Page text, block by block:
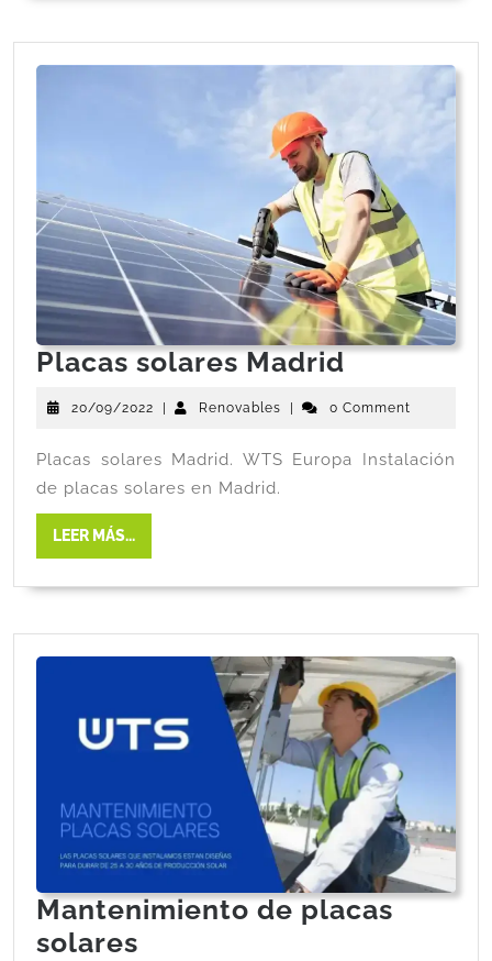
Placas solares Madrid
20/09/2022 Renovables 0 Comment
Placas solares Madrid. WTS Europa Instalación
de placas solares en Madrid.
LEER MÁS...
Mantenimiento de placas
solares